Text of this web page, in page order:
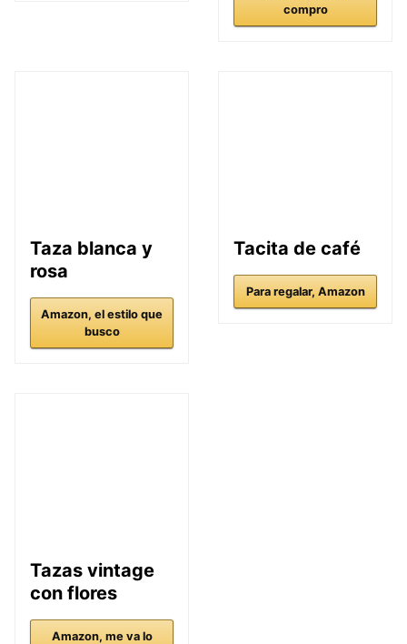
compro
Taza blanca y
rosa
Amazon, el estilo que
busco
Tacita de café
Para regalar, Amazon
Tazas vintage
con flores
Amazon, me va lo